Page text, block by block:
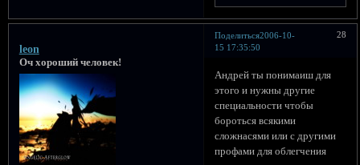
Поделиться 28
2006-10-
15 17:35:50
leon
Оч хороший человек!
Андрей ты понимаиш для
этого и нужны другие
специальности чтобы
бороться всякими
сложнасями или с другими
профами для облегчения